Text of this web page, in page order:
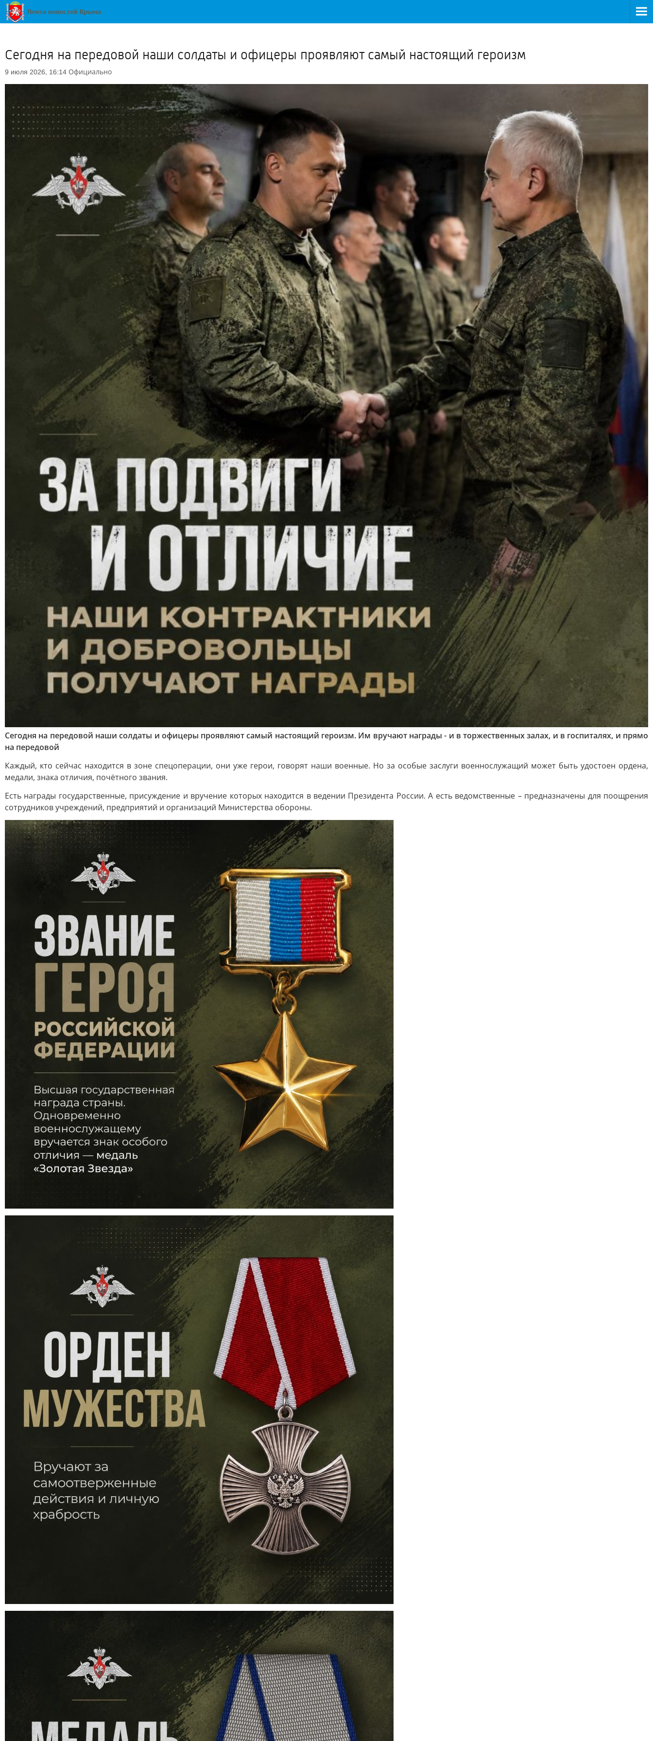
Сегодня на передовой наши солдаты и офицеры проявляют самый настоящий героизм
9 июля 2026, 16:14 Официально
Сегодня на передовой наши солдаты и офицеры проявляют самый настоящий героизм. Им вручают награды - и в торжественных залах, и в госпиталях, и прямо
на передовой
Каждый, кто сейчас находится в зоне спецоперации, они уже герои, говорят наши военные. Но за особые заслуги военнослужащий может быть удостоен ордена,
медали, знака отличия, почётного звания.
Есть награды государственные, присуждение и вручение которых находится в ведении Президента России. А есть ведомственные – предназначены для поощрения
сотрудников учреждений, предприятий и организаций Министерства обороны.